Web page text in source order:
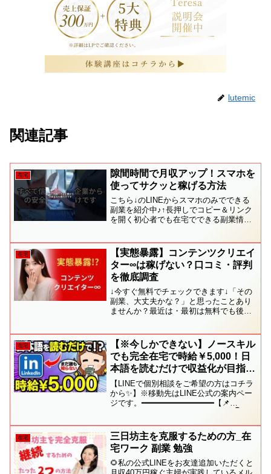
lutemic
関連記事
在宅
隙間時間で月収アップ！スマホを
使ってサクッと稼げる方法
こちら↓のLINEからスマホのみでできる
副業を紹介中♪↑長押しでコピー＆リンク
を開く初心者でも在宅でできる副業情報
出！？#副業#副業初心者#副業初心者おす
すめ#副業おすす...
在宅
【実態暴露】コンテンツクリエイ
ター∞は稼げない？口コミ・評判
を徹底調査
↓今すぐ無料でチェックできます↓「その
副業、大丈夫かな？」と思ったことあり
ませんか？最近は・最初は無料でも後か
難しいケースなどの相談をよくいただき
ます。無理に進める前に...
在宅
【※今しかできない】ノースキル
でも完全在宅で時給￥5,000！日
本語を読むだけで収益化が目指せ
るLinkedInの始め方とコツを副業
初心者向けに解説【在宅ワーク】
【AI】【フリーランス】
【LINEで個別相談をご希望の方はコチラ
から✨】※移動先はLINE公式の案内ペー
ジです。━━━━━━━━━━━━━━━【📌
外市場を狙ったAI副業なら...
在宅
三日坊主を克服するための方_在
宅ワーク 副業 勉強
🌻私の公式LINEをお友達追加いただくと